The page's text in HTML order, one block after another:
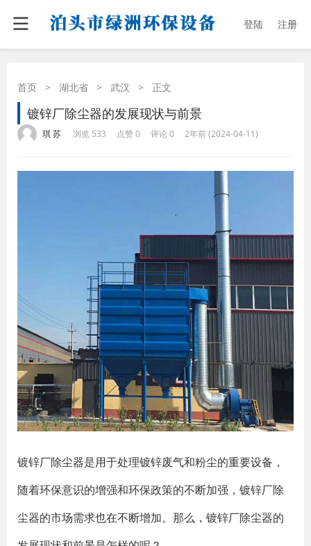
登陆 注册
首页 > 湖北省 > 武汉 > 正文
镀锌厂除尘器的发展现状与前景
琪 苏 浏览 533 点赞 0 评论 0 2年前 (2024-04-11)
镀锌厂除尘器是用于处理镀锌废气和粉尘的重要设备，
随着环保意识的增强和环保政策的不断加强，镀锌厂除
尘器的市场需求也在不断增加。那么，镀锌厂除尘器的